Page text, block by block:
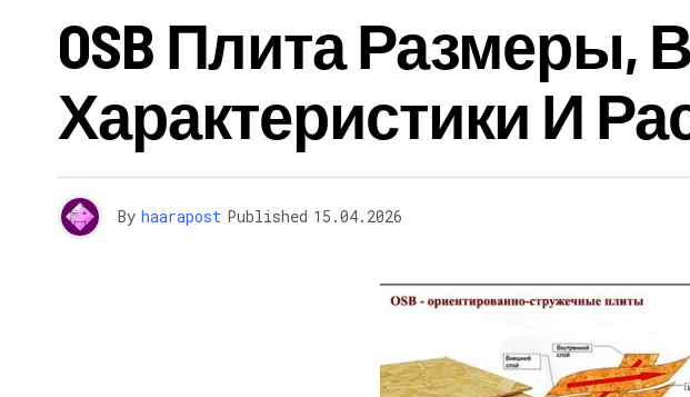
OSB Плита Размеры,
Характеристики И
By haarapost Published 15.04.2026